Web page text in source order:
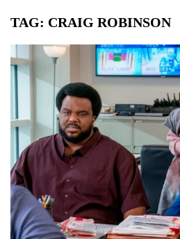
TAG: CRAIG ROBINSON